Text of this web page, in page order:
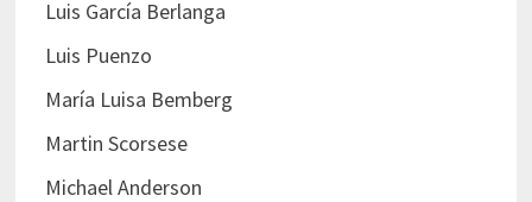
Luis García Berlanga
Luis Puenzo
María Luisa Bemberg
Martin Scorsese
Michael Anderson